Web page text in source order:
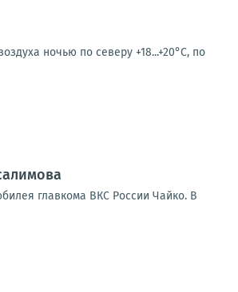
ночью по северу +18...+20°С, по
главкома ВКС России Чайко. В